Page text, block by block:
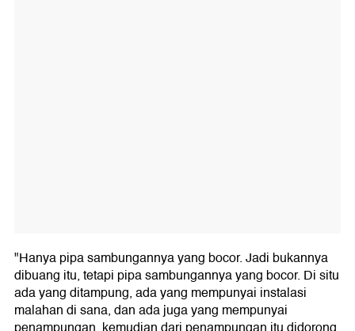
"Hanya pipa sambungannya yang bocor. Jadi bukannya
dibuang itu, tetapi pipa sambungannya yang bocor. Di situ
ada yang ditampung, ada yang mempunyai instalasi
malahan di sana, dan ada juga yang mempunyai